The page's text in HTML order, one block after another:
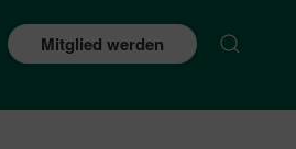
Mitglied werden